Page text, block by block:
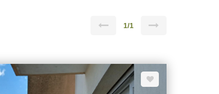
1/1